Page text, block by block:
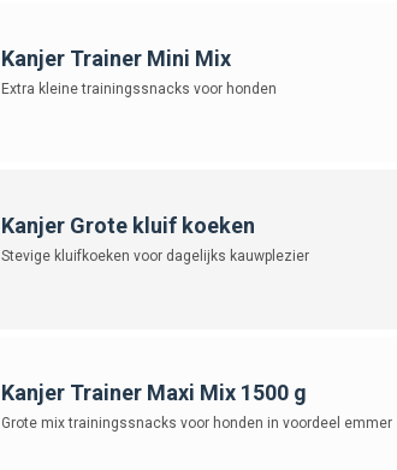
Kanjer Trainer Mini Mix
Extra kleine trainingssnacks voor honden
Kanjer Grote kluif koeken
Stevige kluifkoeken voor dagelijks kauwplezier
Kanjer Trainer Maxi Mix 1500 g
Grote mix trainingssnacks voor honden in voordeel emmer